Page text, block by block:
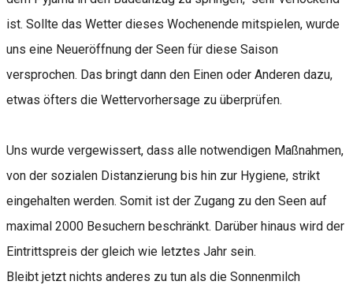
ist. Sollte das Wetter dieses Wochenende mitspielen, wurde
uns eine Neueröffnung der Seen für diese Saison
versprochen. Das bringt dann den Einen oder Anderen dazu,
etwas öfters die Wettervorhersage zu überprüfen.
Uns wurde vergewissert, dass alle notwendigen Maßnahmen,
von der sozialen Distanzierung bis hin zur Hygiene, strikt
eingehalten werden. Somit ist der Zugang zu den Seen auf
maximal 2000 Besuchern beschränkt. Darüber hinaus wird der
Eintrittspreis der gleich wie letztes Jahr sein.
Bleibt jetzt nichts anderes zu tun als die Sonnenmilch